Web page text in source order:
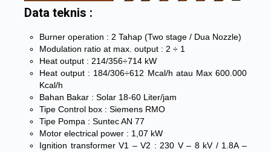
Data teknis :
Burner operation : 2 Tahap (Two stage / Dua Nozzle)
Modulation ratio at max. output : 2 ÷ 1
Heat output : 214/356÷714 kW
Heat output : 184/306÷612 Mcal/h atau Max 600.000
Kcal/h
Bahan Bakar : Solar 18-60 Liter/jam
Tipe Control box : Siemens RMO
Tipe Pompa : Suntec AN 77
Motor electrical power : 1,07 kW
Ignition transformer V1 – V2 : 230 V – 8 kV / 1.8A –